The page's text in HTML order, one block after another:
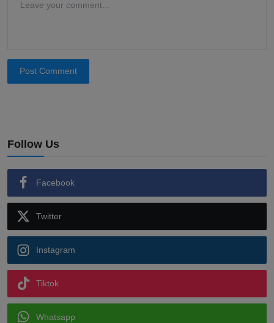
Post Comment
Follow Us
Facebook
Twitter
Instagram
Tiktok
Whatsapp